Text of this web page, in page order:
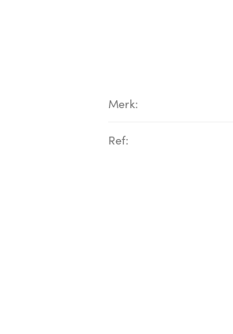
Merk:
Ref: